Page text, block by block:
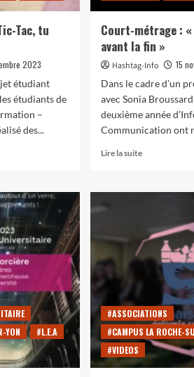
Tac, tu
2023
étudiant
étudiants de
–
des...
Court-métrage : «
avant la fin »
Hashtag-Info
15
Dans le cadre d’un
avec Sonia
deuxième année
Communication ont
Lire la suiteEn
sur
« Une
seconde
YON
#L.E.A
#ASSOCIATIONS
#CAMPUS LA ROCHE-
#VIDEOS
#CRÉATIONS
Court-métrage 2025: «Au
rohan-f 24 avril 2025